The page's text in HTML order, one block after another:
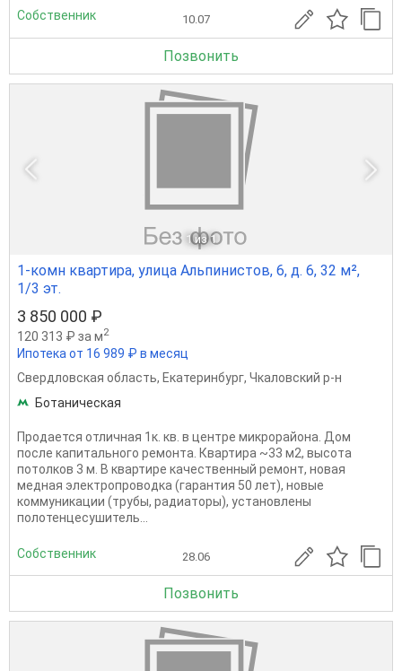
Собственник 10.07
Позвонить
1 из 1
1-комн квартира, улица Альпинистов, 6, д. 6, 32 м²,
1/3 эт.
3 850 000 ₽
120 313 ₽ за м2
Ипотека от 16 989 ₽ в месяц
Свердловская область, Екатеринбург, Чкаловский р-н
Ботаническая
Продается отличная 1к. кв. в центре микрорайона. Дом
после капитального ремонта. Квартира ~33 м2, высота
потолков 3 м. В квартире качественный ремонт, новая
медная электропроводка (гарантия 50 лет), новые
коммуникации (трубы, радиаторы), установлены
полотенцесушитель...
Собственник 28.06
Позвонить